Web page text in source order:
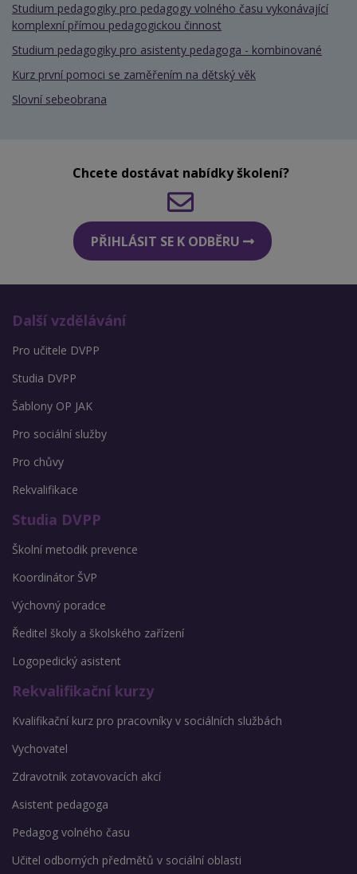
Studium pedagogiky pro pedagogy volného času vykonávající
komplexní přímou pedagogickou činnost
Studium pedagogiky pro asistenty pedagoga - kombinované
Kurz první pomoci se zaměřením na dětský věk
Slovní sebeobrana
Chcete dostávat nabídky školení?
PŘIHLÁSIT SE K ODBĚRU
Další vzdělávání
Pro učitele DVPP
Studia DVPP
Šablony OP JAK
Pro sociální služby
Pro chůvy
Rekvalifikace
Studia DVPP
Školní metodik prevence
Koordinátor ŠVP
Výchovný poradce
Ředitel školy a školského zařízení
Logopedický asistent
Rekvalifikační kurzy
Kvalifikační kurz pro pracovníky v sociálních službách
Vychovatel
Zdravotník zotavovacích akcí
Asistent pedagoga
Pedagog volného času
Učitel odborných předmětů v sociální oblasti